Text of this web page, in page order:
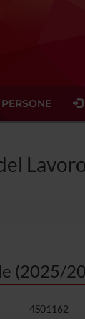
PERSONE
(2025/
4S01162